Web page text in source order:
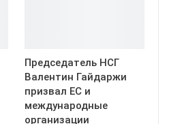
Председатель НСГ
Валентин Гайдаржи
призвал ЕС и
международные
организации